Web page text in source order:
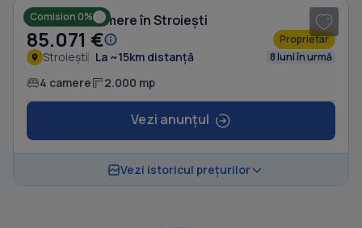
Comision 0%
Casă cu 4 camere în Stroiești
85.071 € Proprietar
Stroiești La ~15km distanță 8 luni în urmă
4 camere 2.000 mp
Vezi anunțul
Vezi istoricul prețurilor